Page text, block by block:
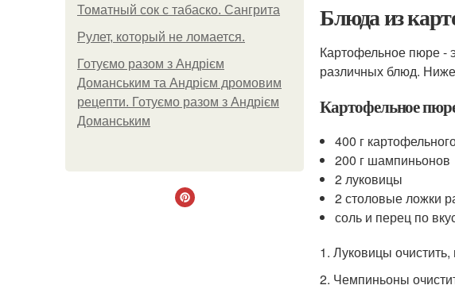
Томатный сок с табаско. Сангрита
Рулет, который не ломается.
Готуємо разом з Андрієм
Доманським та Андрієм дромовим
рецепти. Готуємо разом з Андрієм
Доманським
Блюда из
Картофельное пюре -
различных блюд.
Картофельное
400 г
200 г шампиньонов
2 луковицы
2 столовые ложки
соль и перец по
1. Луковицы
2. Чемпиньоны